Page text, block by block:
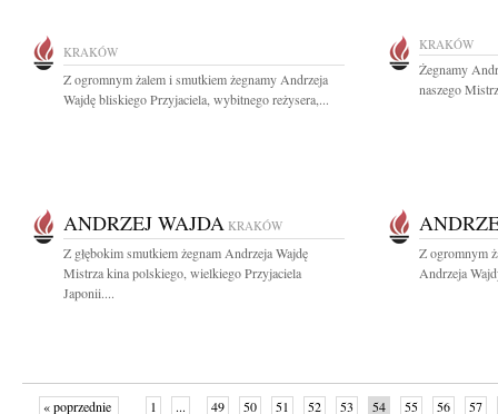
KRAKÓW
Z ogromnym żalem i smutkiem żegnamy Andrzeja
Wajdę bliskiego Przyjaciela, wybitnego reżysera,...
KRAKÓW
Żegnamy
naszego
ANDRZEJ WAJDA KRAKÓW
Z głębokim smutkiem żegnam Andrzeja Wajdę
Mistrza kina polskiego, wielkiego Przyjaciela
Japonii....
Z ogromnym
Andrzeja
« poprzednie 1 ... 49 50 51 52 53 54 55 56 57